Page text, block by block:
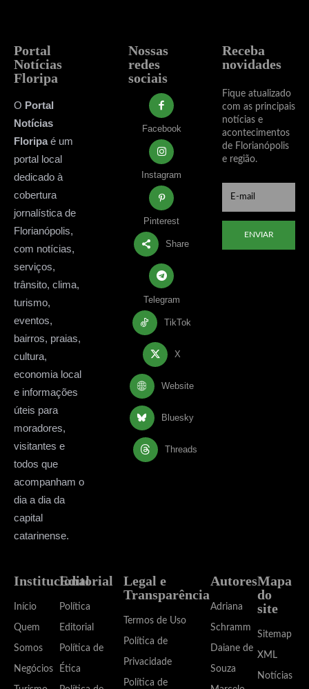
Portal
Notícias
Floripa
O Portal
Notícias
Floripaé um
portal local
dedicado à
cobertura
jornalística de
Florianópolis,
com notícias,
serviços,
trânsito, clima,
turismo,
eventos,
bairros, praias,
cultura,
economia local
e informações
úteis para
moradores,
visitantes e
todos que
acompanham o
dia a dia da
capital
catarinense.
Nossas
redes
sociais
Facebook
Instagram
Pinterest
Share
Telegram
TikTok
X
Website
Bluesky
Threads
Receba
novidades
Fique atualizado
com as principais
notícias e
acontecimentos
de Florianópolis
e região.
ENVIAR
Institucional
Início
Quem
Somos
Negócios
Editorial
Política
Editorial
Política de
Ética
Legal e
Transparência
Termos de Uso
Política de
Privacidade
Política de
Autores
Adriana
Schramm
Daiane de
Souza
Mapa
do
site
Sitemap
XML
Notícias